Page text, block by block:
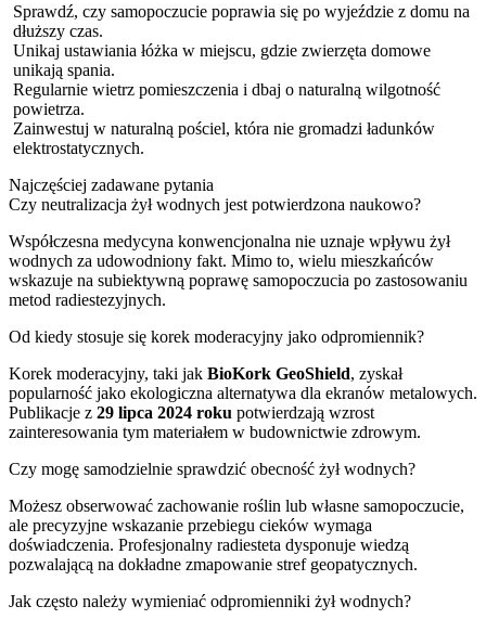
Sprawdź, czy samopoczucie poprawia się po wyjeździe z domu na
dłuższy czas.
Unikaj ustawiania łóżka w miejscu, gdzie zwierzęta domowe
unikają spania.
Regularnie wietrz pomieszczenia i dbaj o naturalną wilgotność
powietrza.
Zainwestuj w naturalną pościel, która nie gromadzi ładunków
elektrostatycznych.
Najczęściej zadawane pytania
Czy neutralizacja żył wodnych jest potwierdzona naukowo?
Współczesna medycyna konwencjonalna nie uznaje wpływu żył
wodnych za udowodniony fakt. Mimo to, wielu mieszkańców
wskazuje na subiektywną poprawę samopoczucia po zastosowaniu
metod radiestezyjnych.
Od kiedy stosuje się korek moderacyjny jako odpromiennik?
Korek moderacyjny, taki jak BioKork GeoShield, zyskał
popularność jako ekologiczna alternatywa dla ekranów metalowych.
Publikacje z 29 lipca 2024 roku potwierdzają wzrost
zainteresowania tym materiałem w budownictwie zdrowym.
Czy mogę samodzielnie sprawdzić obecność żył wodnych?
Możesz obserwować zachowanie roślin lub własne samopoczucie,
ale precyzyjne wskazanie przebiegu cieków wymaga
doświadczenia. Profesjonalny radiesteta dysponuje wiedzą
pozwalającą na dokładne zmapowanie stref geopatycznych.
Jak często należy wymieniać odpromienniki żył wodnych?